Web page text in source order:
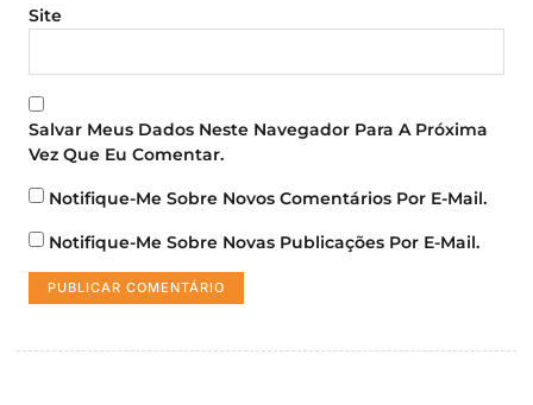
Site
Salvar Meus Dados Neste Navegador Para A Próxima
Vez Que Eu Comentar.
Notifique-Me Sobre Novos Comentários Por E-Mail.
Notifique-Me Sobre Novas Publicações Por E-Mail.